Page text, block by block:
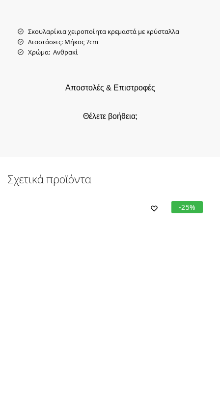
Αποστολές & Επιστροφές
Θέλετε βοήθεια;
Σκουλαρίκια χειροποίητα κρεμαστά με κρύσταλλα
Διαστάσεις: Mήκος 7cm
Χρώμα: Aνθρακί
Σχετικά προϊόντα
-25%